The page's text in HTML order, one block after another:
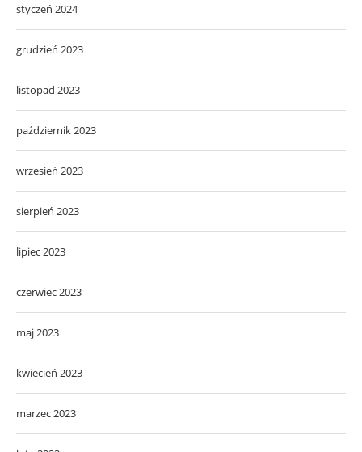
styczeń 2024
grudzień 2023
listopad 2023
październik 2023
wrzesień 2023
sierpień 2023
lipiec 2023
czerwiec 2023
maj 2023
kwiecień 2023
marzec 2023